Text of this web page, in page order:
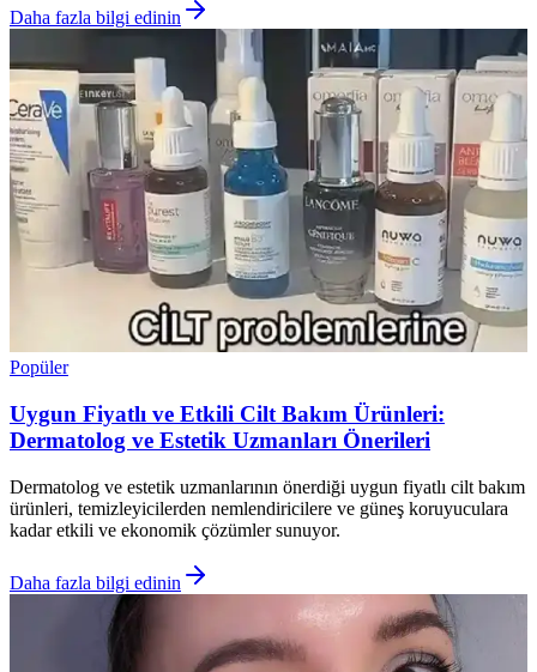
Daha fazla bilgi edinin
Popüler
Uygun Fiyatlı ve Etkili Cilt Bakım Ürünleri:
Dermatolog ve Estetik Uzmanları Önerileri
Dermatolog ve estetik uzmanlarının önerdiği uygun fiyatlı cilt bakım
ürünleri, temizleyicilerden nemlendiricilere ve güneş koruyuculara
kadar etkili ve ekonomik çözümler sunuyor.
Daha fazla bilgi edinin